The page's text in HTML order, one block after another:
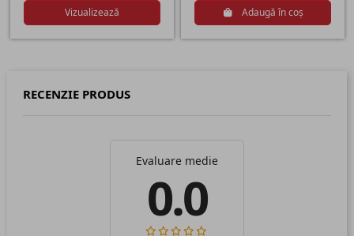
Vizualizează Adaugă în coș
RECENZIE PRODUS
Evaluare medie
0.0